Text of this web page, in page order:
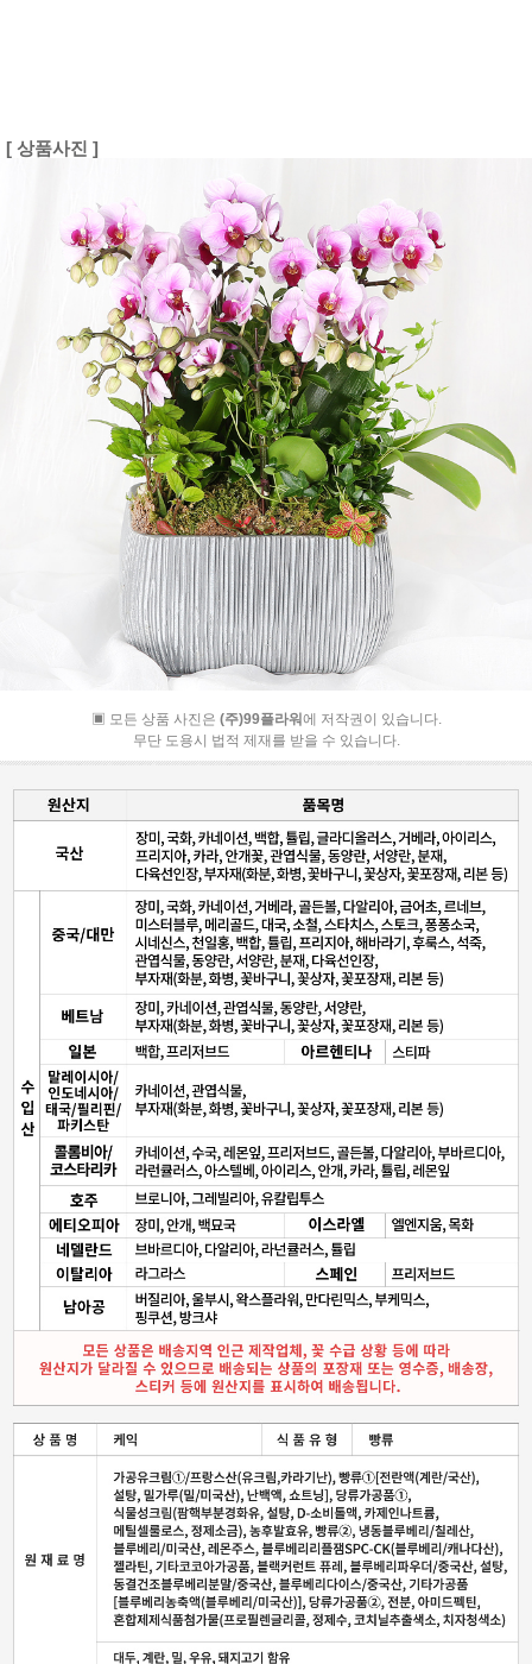
[ 상품사진 ]
▣ 모든 상품 사진은 (주)99플라워에 저작권이 있습니다.
무단 도용시 법적 제재를 받을 수 있습니다.